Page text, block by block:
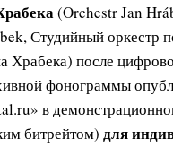
(Orchestr Jan
Студийный оркестр
Храбека) после
фонограммы
в
битрейтом) для